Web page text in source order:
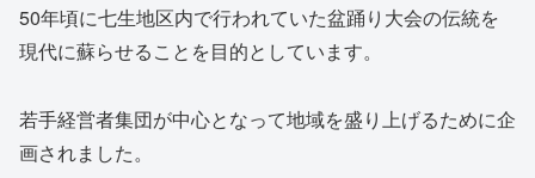
50年頃に七生地区内で行われていた盆踊り大会の伝統を
現代に蘇らせることを目的としています。
若手経営者集団が中心となって地域を盛り上げるために企
画されました。